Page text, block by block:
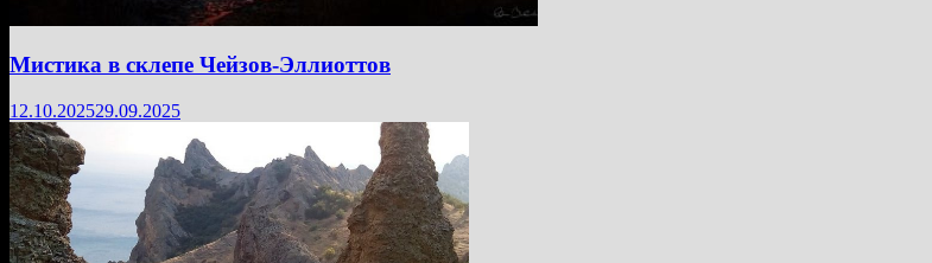
Мистика в склепе Чейзов-Эллиоттов
12.10.202529.09.2025